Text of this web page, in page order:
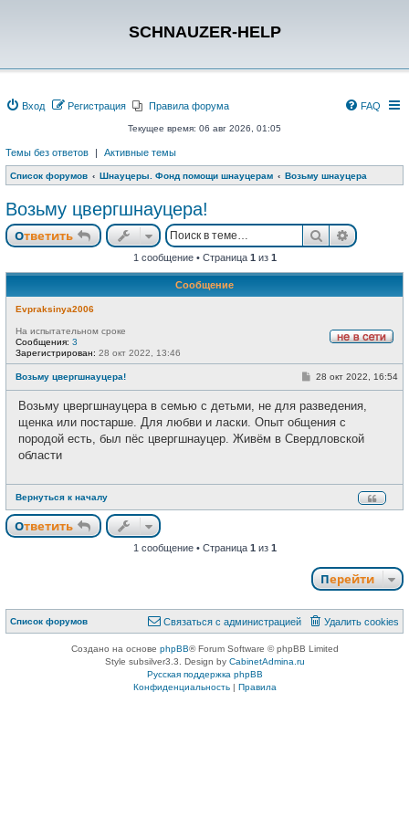
SCHNAUZER-HELP
Вход Регистрация Правила форума FAQ
Текущее время: 06 авг 2026, 01:05
Темы без ответов | Активные темы
Список форумов Шнауцеры. Фонд помощи шнауцерам Возьму шнауцера
Возьму цвергшнауцера!
Ответить Поиск
1 сообщение • Страница 1 из 1
Сообщение
Evpraksinya2006
с
е
На испытательном сроке
Сообщения: 3
Зарегистрирован: 28 окт 2022, 13:46
Возьму цвергшнауцера!
С
б
щ
н
28 окт 2022, 16:54
Возьму цвергшнауцера в семью с детьми, не для разведения,
щенка или постарше. Для любви и ласки. Опыт общения с
породой есть, был пёс цвергшнауцер. Живём в Свердловской
области
Вернуться к началу
Ответить
1 сообщение • Страница 1 из 1
Перейти
Список форумов Удалить cookies
Связаться с администрацией
Создано на основе phpBB® Forum Software © phpBB Limited
Style subsilver3.3. Design by CabinetAdmina.ru
Русская поддержка phpBB
Конфиденциальность| Правила